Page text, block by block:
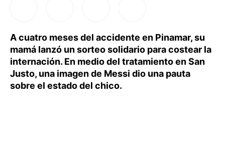
A cuatro meses del accidente en Pinamar, su
mamá lanzó un sorteo solidario para costear la
internación. En medio del tratamiento en San
Justo, una imagen de Messi dio una pauta
sobre el estado del chico.